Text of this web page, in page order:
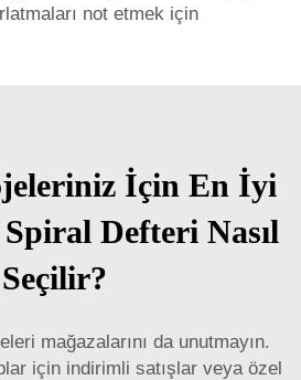
not etmek için
İçin En İyi
Defteri Nasıl
Seçilir?
mağazalarını da unutmayın.
için indirimli satışlar veya özel